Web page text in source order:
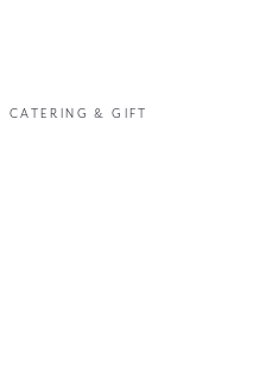
CATERING & GIFT